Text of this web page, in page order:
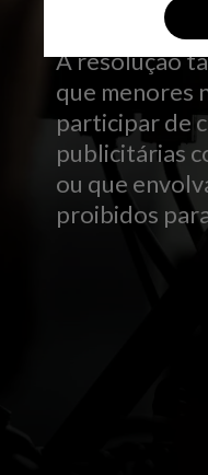
A resolução
que menores
participar de
publicitárias
ou que
proibidos